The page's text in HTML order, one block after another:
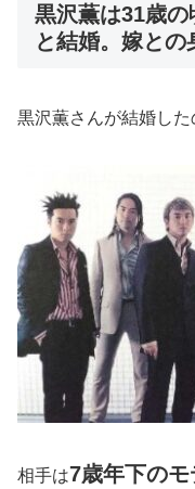
黒沢薫は31歳
と結婚。嫁と
黒沢薫さんが結婚した
相手は7歳年下の